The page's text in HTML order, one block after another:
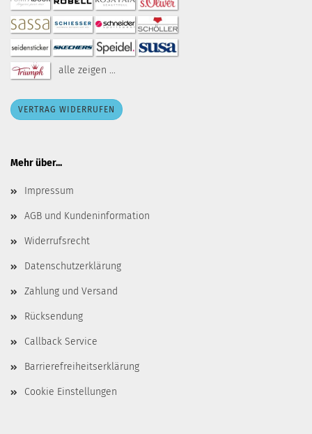
alle zeigen ...
VERTRAG WIDERRUFEN
Mehr über...
Impressum
AGB und Kundeninformation
Widerrufsrecht
Datenschutzerklärung
Zahlung und Versand
Rücksendung
Callback Service
Barrierefreiheitserklärung
Cookie Einstellungen